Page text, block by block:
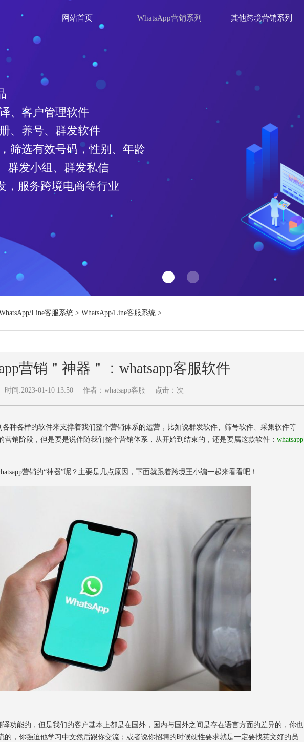
网站首页 WhatsApp营销系列 其他跨境营销系列
、客户管理软件
、养号、群发软件
筛选有效号码，性别、年龄
群发小组、群发私信
，服务跨境电商等行业
Line客服系统 > WhatsApp/Line客服系统 >
营销＂神器＂：whatsapp客服软件
时间:2023-01-10 13:50 作者：whatsapp客服 点击： 次
种各样的软件来支撑着我们整个营销体系的运营，比如说群发软件、筛号软件、采集软件等
营销阶段，但是要是说伴随我们整个营销体系，从开始到结束的，还是要属这款软件：whatsapp
营销的“神器”呢？主要是几点原因，下面就跟着跨境王小编一起来看看吧！
功能的，但是我们的客户基本上都是在国外，国内与国外之间是存在语言方面的差异的，你也
的，你强迫他学习中文然后跟你交流；或者说你招聘的时候硬性要求就是一定要找英文好的员